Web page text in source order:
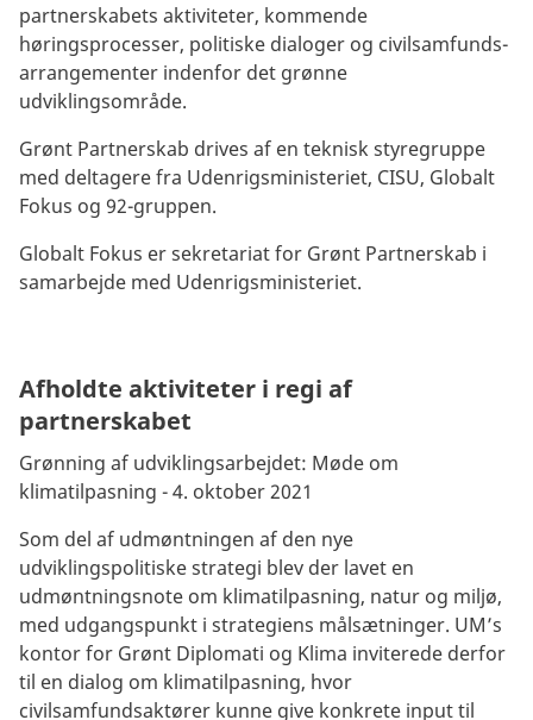
partnerskabets aktiviteter, kommende
høringsprocesser, politiske dialoger og civilsamfunds-
arrangementer indenfor det grønne
udviklingsområde.
Grønt Partnerskab drives af en teknisk styregruppe
med deltagere fra Udenrigsministeriet, CISU, Globalt
Fokus og 92-gruppen.
Globalt Fokus er sekretariat for Grønt Partnerskab i
samarbejde med Udenrigsministeriet.
Afholdte aktiviteter i regi af
partnerskabet
Grønning af udviklingsarbejdet: Møde om
klimatilpasning - 4. oktober 2021
Som del af udmøntningen af den nye
udviklingspolitiske strategi blev der lavet en
udmøntningsnote om klimatilpasning, natur og miljø,
med udgangspunkt i strategiens målsætninger. UM’s
kontor for Grønt Diplomati og Klima inviterede derfor
til en dialog om klimatilpasning, hvor
civilsamfundsaktører kunne give konkrete input til